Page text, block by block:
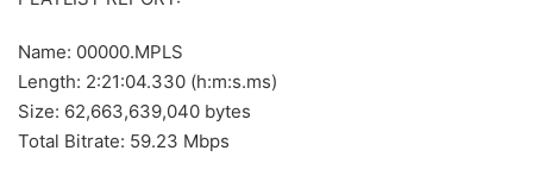
Name: 00000.MPLS
Length: 2:21:04.330 (h:m:s.ms)
Size: 62,663,639,040 bytes
Total Bitrate: 59.23 Mbps